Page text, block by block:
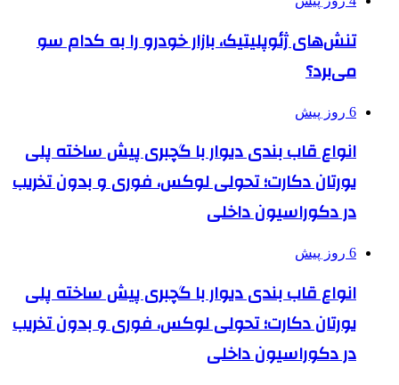
تنش‌های ژئوپلیتیک، بازار خودرو را به کدام سو
می‌برد؟
6 روز پیش
انواع قاب بندی دیوار با گچبری پیش ساخته پلی
یورتان دکارت؛ تحولی لوکس، فوری و بدون تخریب
در دکوراسیون داخلی
6 روز پیش
انواع قاب بندی دیوار با گچبری پیش ساخته پلی
یورتان دکارت؛ تحولی لوکس، فوری و بدون تخریب
در دکوراسیون داخلی